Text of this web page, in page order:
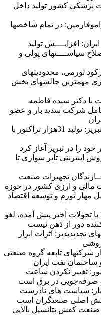
تجهیزات پزشکی کشور تولید داخل
در تمام شاخصها
افزایــــش تولید
سیاســــتهای پولی و
تورمی، محدودیتهای
مهمترین چالشهای بخش
با دکتر سیده فاطمه
شرکت سدید بار و عضو
مدیرعامل گروه تراکتورسازی تبریز: تولید 31هزار تراکتور با
را در تبریز آغاز کرد
اینترنتی تایر سواری تا
تجهیزات صنعت
مالی و ارزی کشور در حوزه
مهار تورم و توسعه اقتصاد
تحولات اخیر پیش آمده، لغو
دور از ذهن نیست
تجدیدپذیر: اثرات ابزار
شرکتهای تابعه گروه صنعتی
نفت ایران
تغییر نکردن ساعت
صرفه‌جویی در برق است
سیاست های نادرست
اصلی صنعتگران است
کفش پتانسیل بالایی